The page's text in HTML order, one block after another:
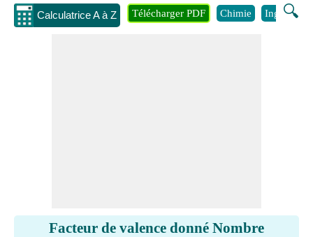
Calculatrice A à Z 🔍
Télécharger PDF Chimie Ingénierie
Facteur de valence donné Nombre